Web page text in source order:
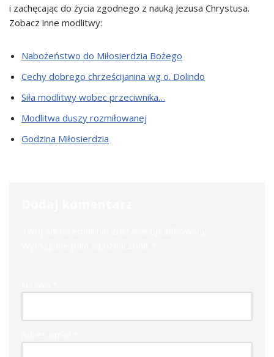
i zachęcając do życia zgodnego z nauką Jezusa Chrystusa.
Zobacz inne modlitwy:
Nabożeństwo do Miłosierdzia Bożego
Cechy dobrego chrześcijanina wg o. Dolindo
Siła modlitwy wobec przeciwnika…
Modlitwa duszy rozmiłowanej
Godzina Miłosierdzia